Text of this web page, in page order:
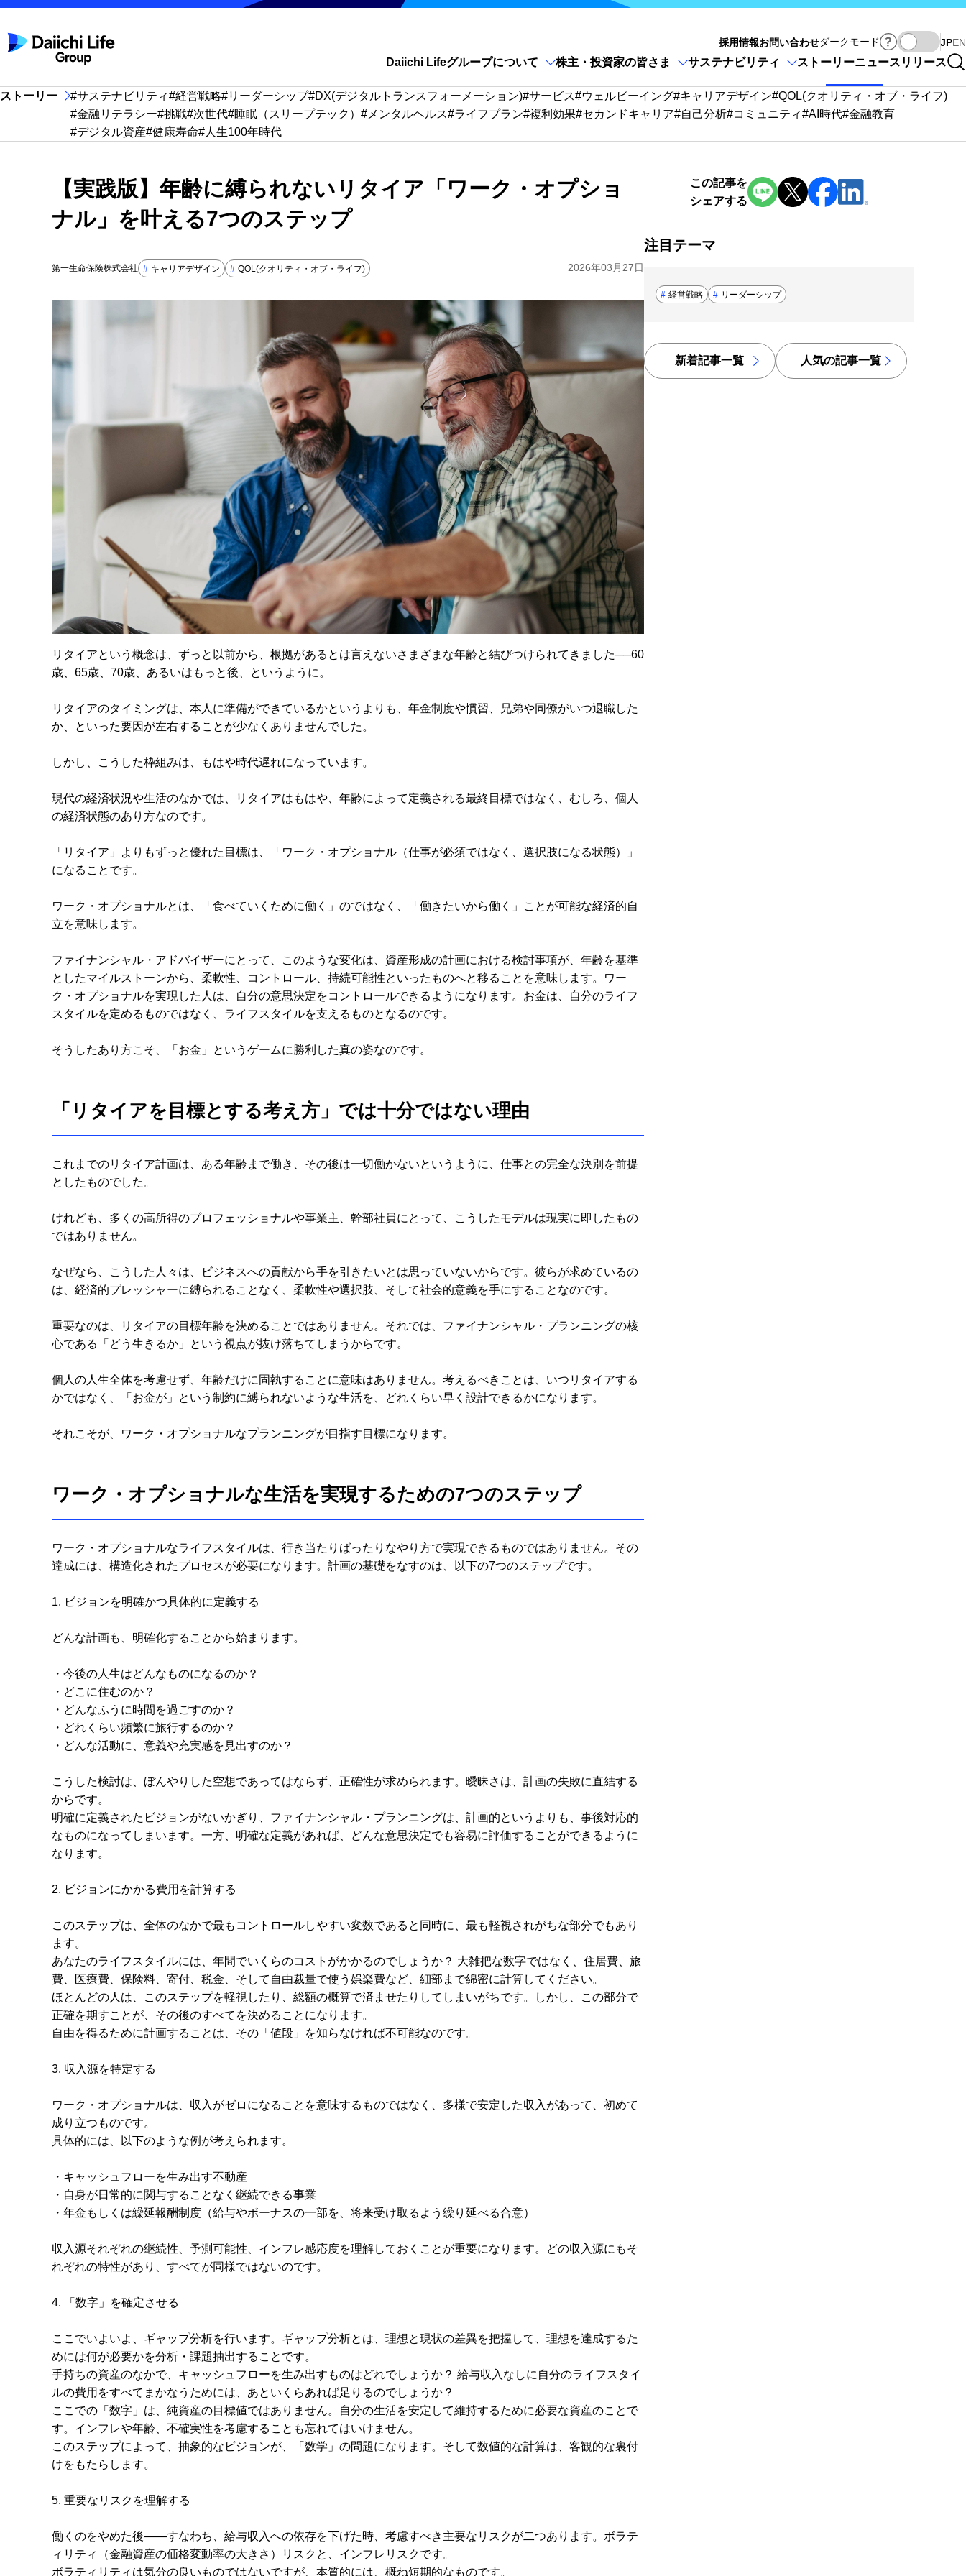
採用情報お問い合わせダークモード JPEN
Daiichi Lifeグループについて 株主・投資家の皆さま サステナビリティ ストーリーニュースリリース
サイト内検索を開く
ストーリー #サステナビリティ#経営戦略#リーダーシップ#DX(デジタルトランスフォーメーション)#サービス#ウェルビーイング#キャリアデザイン#QOL(クオリティ・オブ・ライフ)
#金融リテラシー#挑戦#次世代#睡眠（スリープテック） #メンタルヘルス#ライフプラン#複利効果#セカンドキャリア#自己分析#コミュニティ#AI時代#金融教育
#デジタル資産#健康寿命#人生100年時代
【実践版】年齢に縛られないリタイア「ワーク・オプショ
ナル」を叶える7つのステップ
第一生命保険株式会社 # キャリアデザイン # QOL(クオリティ・オブ・ライフ) 2026年03月27日
リタイアという概念は、ずっと以前から、根拠があるとは言えないさまざまな年齢と結びつけられてきました──60
歳、65歳、70歳、あるいはもっと後、というように。
リタイアのタイミングは、本人に準備ができているかというよりも、年金制度や慣習、兄弟や同僚がいつ退職した
か、といった要因が左右することが少なくありませんでした。
しかし、こうした枠組みは、もはや時代遅れになっています。
現代の経済状況や生活のなかでは、リタイアはもはや、年齢によって定義される最終目標ではなく、むしろ、個人
の経済状態のあり方なのです。
「リタイア」よりもずっと優れた目標は、「ワーク・オプショナル（仕事が必須ではなく、選択肢になる状態）」
になることです。
ワーク・オプショナルとは、「食べていくために働く」のではなく、「働きたいから働く」ことが可能な経済的自
立を意味します。
ファイナンシャル・アドバイザーにとって、このような変化は、資産形成の計画における検討事項が、年齢を基準
としたマイルストーンから、柔軟性、コントロール、持続可能性といったものへと移ることを意味します。ワー
ク・オプショナルを実現した人は、自分の意思決定をコントロールできるようになります。お金は、自分のライフ
スタイルを定めるものではなく、ライフスタイルを支えるものとなるのです。
そうしたあり方こそ、「お金」というゲームに勝利した真の姿なのです。
「リタイアを目標とする考え方」では十分ではない理由
これまでのリタイア計画は、ある年齢まで働き、その後は一切働かないというように、仕事との完全な決別を前提
としたものでした。
けれども、多くの高所得のプロフェッショナルや事業主、幹部社員にとって、こうしたモデルは現実に即したもの
ではありません。
なぜなら、こうした人々は、ビジネスへの貢献から手を引きたいとは思っていないからです。彼らが求めているの
は、経済的プレッシャーに縛られることなく、柔軟性や選択肢、そして社会的意義を手にすることなのです。
重要なのは、リタイアの目標年齢を決めることではありません。それでは、ファイナンシャル・プランニングの核
心である「どう生きるか」という視点が抜け落ちてしまうからです。
個人の人生全体を考慮せず、年齢だけに固執することに意味はありません。考えるべきことは、いつリタイアする
かではなく、「お金が」という制約に縛られないような生活を、どれくらい早く設計できるかになります。
それこそが、ワーク・オプショナルなプランニングが目指す目標になります。
ワーク・オプショナルな生活を実現するための7つのステップ
ワーク・オプショナルなライフスタイルは、行き当たりばったりなやり方で実現できるものではありません。その
達成には、構造化されたプロセスが必要になります。計画の基礎をなすのは、以下の7つのステップです。
1. ビジョンを明確かつ具体的に定義する
どんな計画も、明確化することから始まります。
・今後の人生はどんなものになるのか？
・どこに住むのか？
・どんなふうに時間を過ごすのか？
・どれくらい頻繁に旅行するのか？
・どんな活動に、意義や充実感を見出すのか？
こうした検討は、ぼんやりした空想であってはならず、正確性が求められます。曖昧さは、計画の失敗に直結する
からです。
明確に定義されたビジョンがないかぎり、ファイナンシャル・プランニングは、計画的というよりも、事後対応的
なものになってしまいます。一方、明確な定義があれば、どんな意思決定でも容易に評価することができるように
なります。
2. ビジョンにかかる費用を計算する
このステップは、全体のなかで最もコントロールしやすい変数であると同時に、最も軽視されがちな部分でもあり
ます。
あなたのライフスタイルには、年間でいくらのコストがかかるのでしょうか？ 大雑把な数字ではなく、住居費、旅
費、医療費、保険料、寄付、税金、そして自由裁量で使う娯楽費など、細部まで綿密に計算してください。
ほとんどの人は、このステップを軽視したり、総額の概算で済ませたりしてしまいがちです。しかし、この部分で
正確を期すことが、その後のすべてを決めることになります。
自由を得るために計画することは、その「値段」を知らなければ不可能なのです。
3. 収入源を特定する
ワーク・オプショナルは、収入がゼロになることを意味するものではなく、多様で安定した収入があって、初めて
成り立つものです。
具体的には、以下のような例が考えられます。
・キャッシュフローを生み出す不動産
・自身が日常的に関与することなく継続できる事業
・年金もしくは繰延報酬制度（給与やボーナスの一部を、将来受け取るよう繰り延べる合意）
収入源それぞれの継続性、予測可能性、インフレ感応度を理解しておくことが重要になります。どの収入源にもそ
れぞれの特性があり、すべてが同様ではないのです。
4. 「数字」を確定させる
ここでいよいよ、ギャップ分析を行います。ギャップ分析とは、理想と現状の差異を把握して、理想を達成するた
めには何が必要かを分析・課題抽出することです。
手持ちの資産のなかで、キャッシュフローを生み出すものはどれでしょうか？ 給与収入なしに自分のライフスタイ
ルの費用をすべてまかなうためには、あといくらあれば足りるのでしょうか？
ここでの「数字」は、純資産の目標値ではありません。自分の生活を安定して維持するために必要な資産のことで
す。インフレや年齢、不確実性を考慮することも忘れてはいけません。
このステップによって、抽象的なビジョンが、「数学」の問題になります。そして数値的な計算は、客観的な裏付
けをもたらします。
5. 重要なリスクを理解する
働くのをやめた後――すなわち、給与収入への依存を下げた時、考慮すべき主要なリスクが二つあります。ボラテ
ィリティ（金融資産の価格変動率の大きさ）リスクと、インフレリスクです。
ボラティリティは気分の良いものではないですが、本質的には、概ね短期的なものです。
この記事を
シェアする
新規ウィンドウを開きます
新規ウィンドウを開きます
新規ウィンドウを開きま
注目テーマ
# 経営戦略 # リーダーシップ
新着記事一覧 人気の記事一覧